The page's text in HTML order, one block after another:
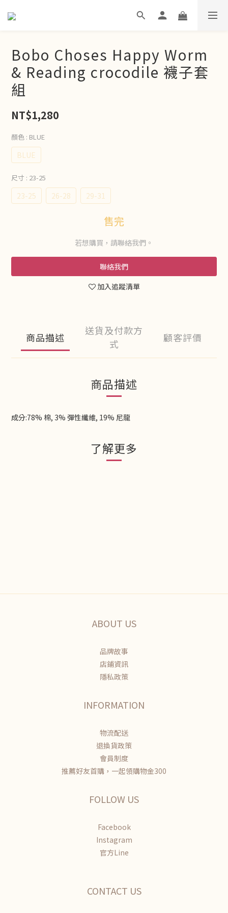
Bobo Choses Happy Worm
& Reading crocodile 襪子套
組
NT$1,280
顏色 : BLUE
BLUE
尺寸 : 23-25
23-25 26-28 29-31
售完
若想購買，請聯絡我們。
聯絡我們
加入追蹤清單
商品描述
送貨及付款方
式
顧客評價
商品描述
成分:78% 棉, 3% 彈性纖維, 19% 尼龍
了解更多
ABOUT US
品牌故事
店鋪資訊
隱私政策
INFORMATION
物流配送
退換貨政策
會員制度
推薦好友首購，一起領購物金300
FOLLOW US
Facebook
Instagram
官方Line
CONTACT US